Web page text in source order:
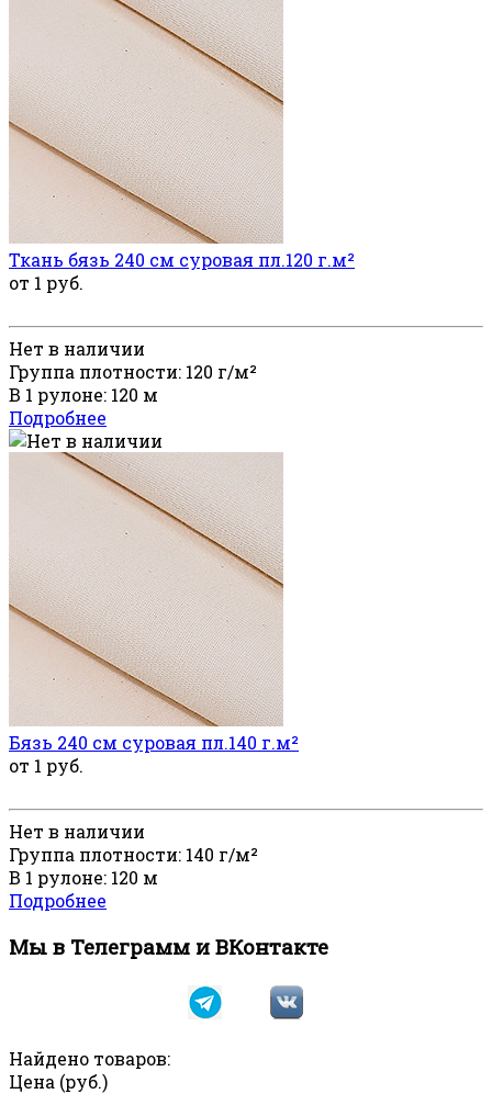
Ткань бязь 240 см суровая пл.120 г.м²
от 1 руб.
Нет в наличии
Группа плотности: 120 г/м²
В 1 рулоне: 120 м
Подробнее
Бязь 240 см суровая пл.140 г.м²
от 1 руб.
Нет в наличии
Группа плотности: 140 г/м²
В 1 рулоне: 120 м
Подробнее
Мы в Телеграмм и ВКонтакте
Найдено товаров:
Цена (руб.)